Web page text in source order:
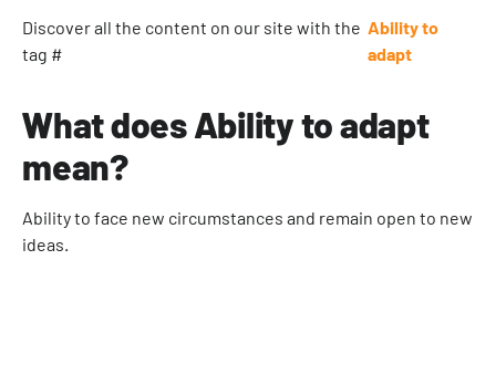
Discover all the content on our site with the
tag #
Ability to
adapt
What does Ability to adapt
mean?
Ability to face new circumstances and remain open to new
ideas.